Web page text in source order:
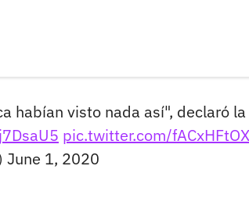
habían visto nada así", declaró la
pic.twitter.com/
June 1, 2020